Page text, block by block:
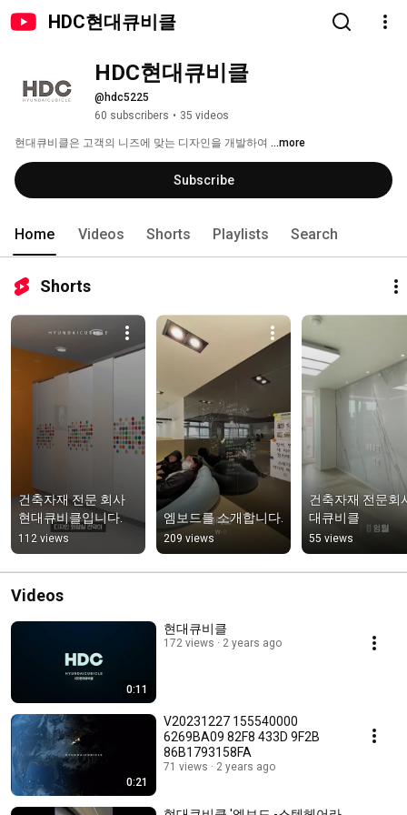
HDC현대큐비클
HDC현대큐비클
@hdc5225
60 subscribers • 35 videos
현대큐비클은 고객의 니즈에 맞는 디자인을 개발하여 ...more
Subscribe
Home Videos Shorts Playlists Search
Shorts
건축자재 전문 회사
현대큐비클입니다.
112 views
엠보드를 소개합니다.
209 views
건축자재 전문회
대큐비클
55 views
Videos
0:11
현대큐비클
172 views 2 years ago
0:21
V20231227 155540000
6269BA09 82F8 433D 9F2B
86B1793158FA
71 views 2 years ago